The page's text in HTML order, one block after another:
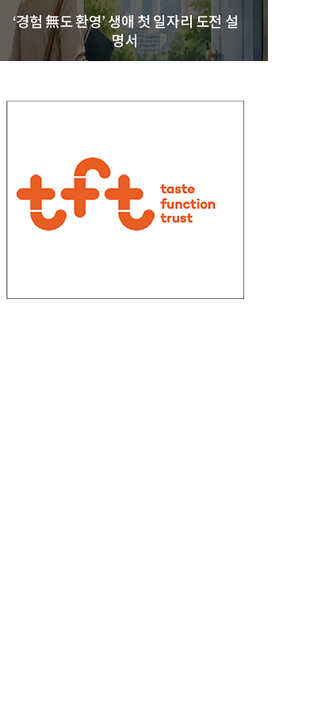
‘경험 無도 환영’ 생애 첫 일자리 도전 설
명서